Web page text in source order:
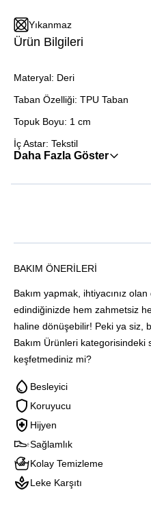
Yıkanmaz
Ürün Bilgileri
Materyal: Deri
Taban Özelliği: TPU Taban
Topuk Boyu: 1 cm
İç Astar: Tekstil
Daha Fazla Göster
BAKIM ÖNERILERI
Bakım yapmak, ihtiyacınız
edindiğinizde hem zahmetsiz
haline dönüşebilir! Peki ya siz,
Bakım Ürünleri kategorisindeki
keşfetmediniz mi?
Besleyici
Koruyucu
Hijyen
Sağlamlık
Kolay Temizleme
Leke Karşıtı